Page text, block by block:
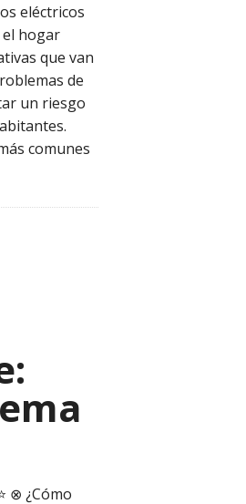
eléctricos
el hogar
que van
de
un riesgo
comunes
⊗ ¿Cómo